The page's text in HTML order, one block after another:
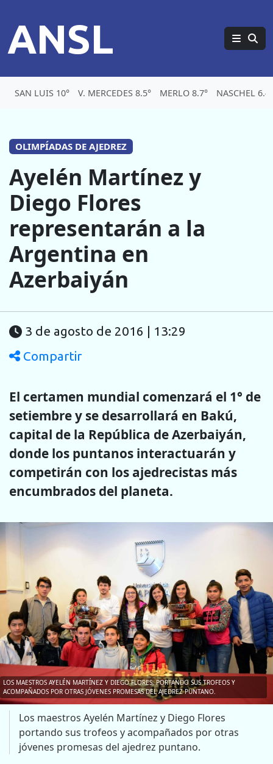
ANSL
SAN LUIS 10° V. MERCEDES 8.5° MERLO 8.7° NASCHEL 6.4°
OLIMPÍADAS DE AJEDREZ
Ayelén Martínez y
Diego Flores
representarán a la
Argentina en
Azerbaiyán
3 de agosto de 2016 | 13:29
Compartir
El certamen mundial comenzará el 1° de
setiembre y se desarrollará en Bakú,
capital de la República de Azerbaiyán,
donde los puntanos interactuarán y
competirán con los ajedrecistas más
encumbrados del planeta.
LOS MAESTROS AYELÉN MARTÍNEZ Y DIEGO FLORES, PORTANDO SUS TROFEOS Y
ACOMPAÑADOS POR OTRAS JÓVENES PROMESAS DEL AJEDREZ PUNTANO.
Los maestros Ayelén Martínez y Diego Flores
portando sus trofeos y acompañados por otras
jóvenes promesas del ajedrez puntano.